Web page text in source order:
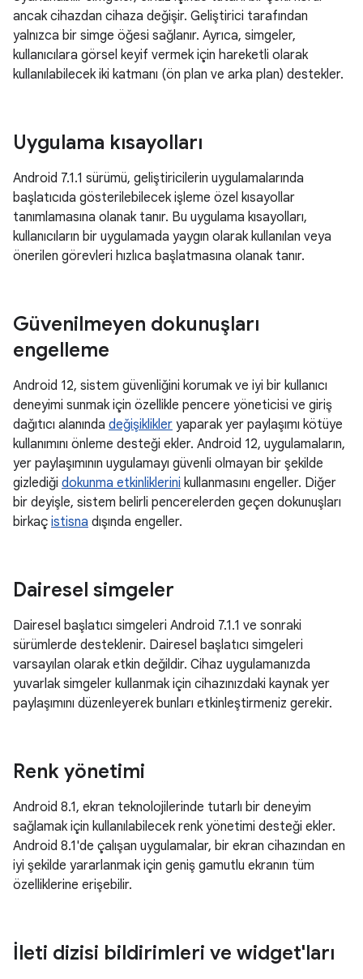
ancak cihazdan cihaza değişir. Geliştirici tarafından
yalnızca bir simge öğesi sağlanır. Ayrıca, simgeler,
kullanıcılara görsel keyif vermek için hareketli olarak
kullanılabilecek iki katmanı (ön plan ve arka plan) destekler.
Uygulama kısayolları
Android 7.1.1 sürümü, geliştiricilerin uygulamalarında
başlatıcıda gösterilebilecek işleme özel kısayollar
tanımlamasına olanak tanır. Bu uygulama kısayolları,
kullanıcıların bir uygulamada yaygın olarak kullanılan veya
önerilen görevleri hızlıca başlatmasına olanak tanır.
Güvenilmeyen dokunuşları
engelleme
Android 12, sistem güvenliğini korumak ve iyi bir kullanıcı
deneyimi sunmak için özellikle pencere yöneticisi ve giriş
dağıtıcı alanında değişiklikler yaparak yer paylaşımı kötüye
kullanımını önleme desteği ekler. Android 12, uygulamaların,
yer paylaşımının uygulamayı güvenli olmayan bir şekilde
gizlediği dokunma etkinliklerini kullanmasını engeller. Diğer
bir deyişle, sistem belirli pencerelerden geçen dokunuşları
birkaç istisna dışında engeller.
Dairesel simgeler
Dairesel başlatıcı simgeleri Android 7.1.1 ve sonraki
sürümlerde desteklenir. Dairesel başlatıcı simgeleri
varsayılan olarak etkin değildir. Cihaz uygulamanızda
yuvarlak simgeler kullanmak için cihazınızdaki kaynak yer
paylaşımını düzenleyerek bunları etkinleştirmeniz gerekir.
Renk yönetimi
Android 8.1, ekran teknolojilerinde tutarlı bir deneyim
sağlamak için kullanılabilecek renk yönetimi desteği ekler.
Android 8.1'de çalışan uygulamalar, bir ekran cihazından en
iyi şekilde yararlanmak için geniş gamutlu ekranın tüm
özelliklerine erişebilir.
İleti dizisi bildirimleri ve widget'ları